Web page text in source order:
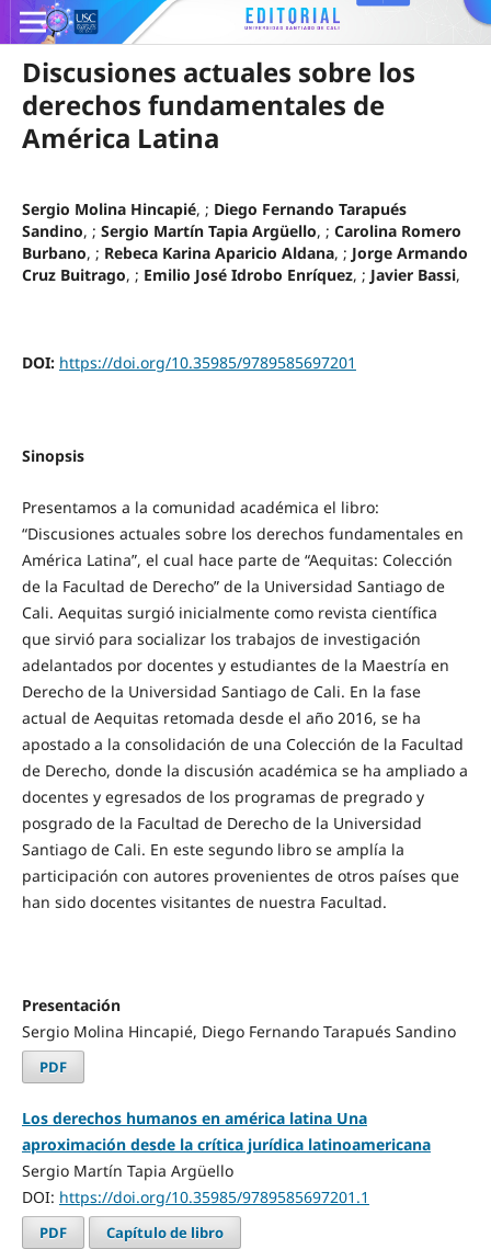
Discusiones actuales sobre los
derechos fundamentales de
América Latina
Sergio Molina Hincapié, ; Diego Fernando Tarapués
Sandino, ; Sergio Martín Tapia Argüello, ; Carolina Romero
Burbano, ; Rebeca Karina Aparicio Aldana, ; Jorge Armando
Cruz Buitrago, ; Emilio José Idrobo Enríquez, ; Javier Bassi,
DOI: https://doi.org/10.35985/9789585697201
Sinopsis
Presentamos a la comunidad académica el libro:
“Discusiones actuales sobre los derechos fundamentales en
América Latina”, el cual hace parte de “Aequitas: Colección
de la Facultad de Derecho” de la Universidad Santiago de
Cali. Aequitas surgió inicialmente como revista científica
que sirvió para socializar los trabajos de investigación
adelantados por docentes y estudiantes de la Maestría en
Derecho de la Universidad Santiago de Cali. En la fase
actual de Aequitas retomada desde el año 2016, se ha
apostado a la consolidación de una Colección de la Facultad
de Derecho, donde la discusión académica se ha ampliado a
docentes y egresados de los programas de pregrado y
posgrado de la Facultad de Derecho de la Universidad
Santiago de Cali. En este segundo libro se amplía la
participación con autores provenientes de otros países que
han sido docentes visitantes de nuestra Facultad.
Presentación
Sergio Molina Hincapié, Diego Fernando Tarapués Sandino
PDF
Los derechos humanos en américa latina Una
aproximación desde la crítica jurídica latinoamericana
Sergio Martín Tapia Argüello
DOI: https://doi.org/10.35985/9789585697201.1
PDF Capítulo de libro